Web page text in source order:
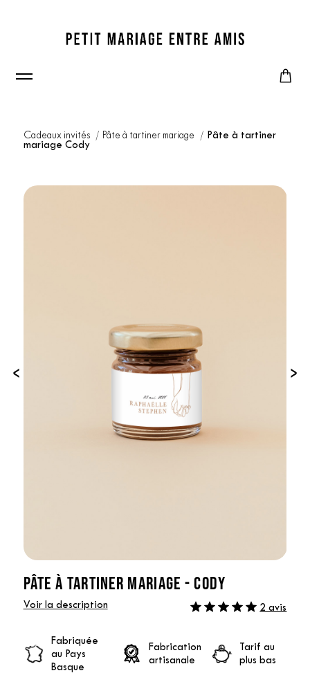
Cadeaux invités Pâte à tartiner mariage
Pâte à tartiner
mariage Cody
‹ ›
PÂTE À TARTINER MARIAGE - CODY
Voir la description 2 avis
Fabriquée
au Pays
Basque
Fabrication
artisanale
Tarif au
plus bas